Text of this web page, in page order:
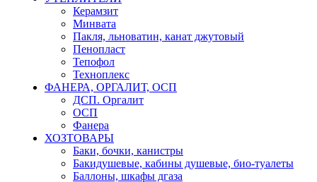
Керамзит
Минвата
Пакля, льноватин, канат джутовый
Пенопласт
Тепофол
Техноплекс
ФАНЕРА, ОРГАЛИТ, ОСП
ДСП. Оргалит
ОСП
Фанера
ХОЗТОВАРЫ
Баки, бочки, канистры
Бакидушевые, кабины душевые, био-туалеты
Баллоны, шкафы дгаза